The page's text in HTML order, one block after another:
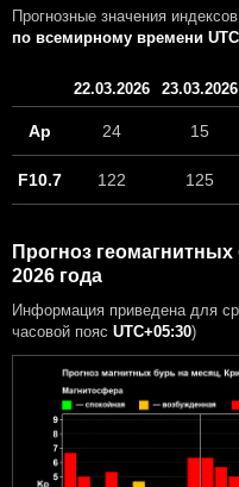
Прогнозные значения индексов
по всемирному времени
22.03.2026 23.03.2026
Ap 24 15
F10.7 122 125
Прогноз
2026 года
Информация приведена для
часовой пояс UTC+05:30)